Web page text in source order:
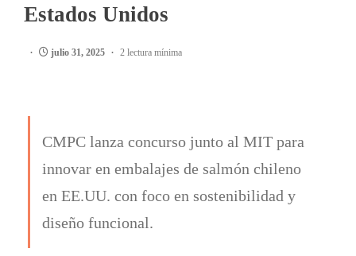
Estados Unidos
julio 31, 2025 2 lectura mínima
CMPC lanza concurso junto al MIT para
innovar en embalajes de salmón chileno
en EE.UU. con foco en sostenibilidad y
diseño funcional.